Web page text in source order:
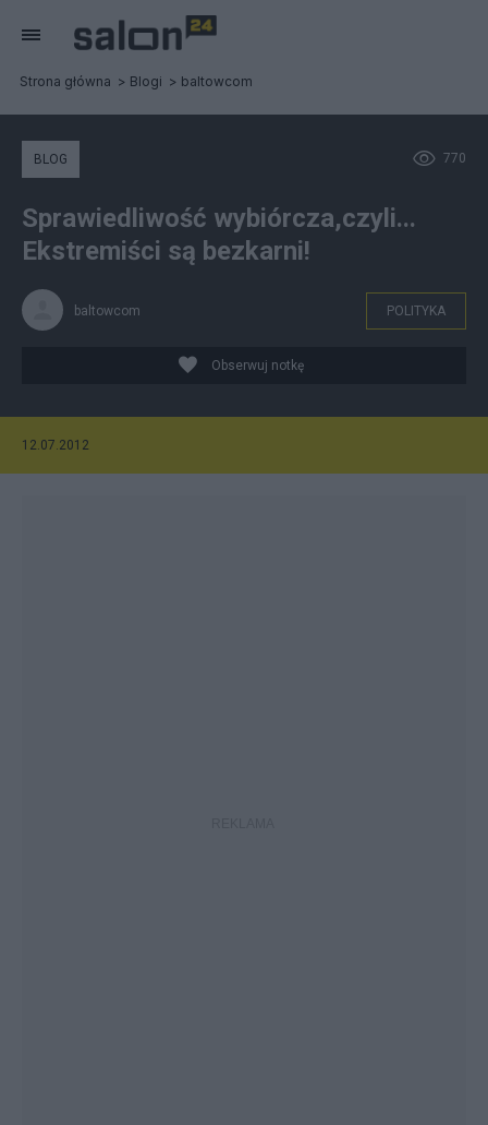
Strona główna Blogi baltowcom
770
BLOG
Sprawiedliwość wybiórcza,czyli...
Ekstremiści są bezkarni!
baltowcom POLITYKA
Obserwuj notkę
12.07.2012